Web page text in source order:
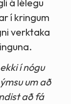
á lélegu
í kringum
verktaka
í nógu
um að
að fá